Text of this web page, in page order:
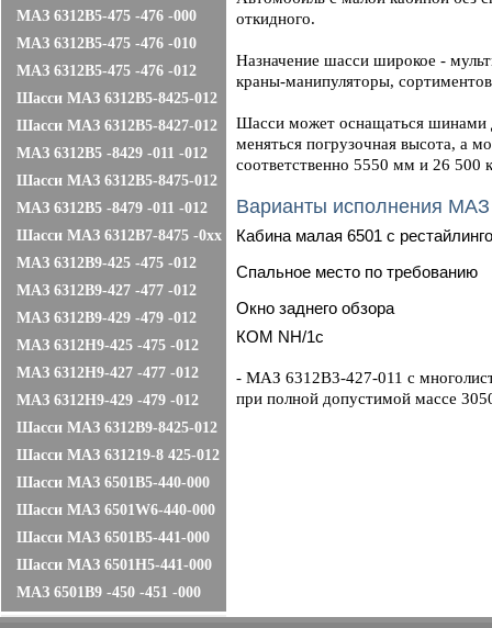
МАЗ 6312B5-475 -476 -000
МАЗ 6312B5-475 -476 -010
МАЗ 6312B5-475 -476 -012
Шасси МАЗ 6312В5-8425-012
Шасси МАЗ 6312В5-8427-012
МАЗ 6312В5 -8429 -011 -012
Шасси МАЗ 6312В5-8475-012
МАЗ 6312В5 -8479 -011 -012
Шасси МАЗ 6312В7-8475 -0хх
МАЗ 6312B9-425 -475 -012
МАЗ 6312B9-427 -477 -012
МАЗ 6312B9-429 -479 -012
МАЗ 6312Н9-425 -475 -012
МАЗ 6312Н9-427 -477 -012
МАЗ 6312Н9-429 -479 -012
Шасси МАЗ 6312В9-8425-012
Шасси МАЗ 631219-8 425-012
Шасси МАЗ 6501B5-440-000
Шасси МАЗ 6501W6-440-000
Шасси МАЗ 6501B5-441-000
Шасси МАЗ 6501Н5-441-000
МАЗ 6501B9 -450 -451 -000
откидного.
Назначение шасси широкое -
краны-манипуляторы,
Шасси может оснащаться шинами
меняться погрузочная высота, а
соответственно 5550 мм и 26 500
Варианты исполнения
Кабина малая 6501 с
Cпальное место по требованию
Окно заднего обзора
КОМ NH/1c
- МАЗ 6312B3-427-011 с
при полной допустимой массе